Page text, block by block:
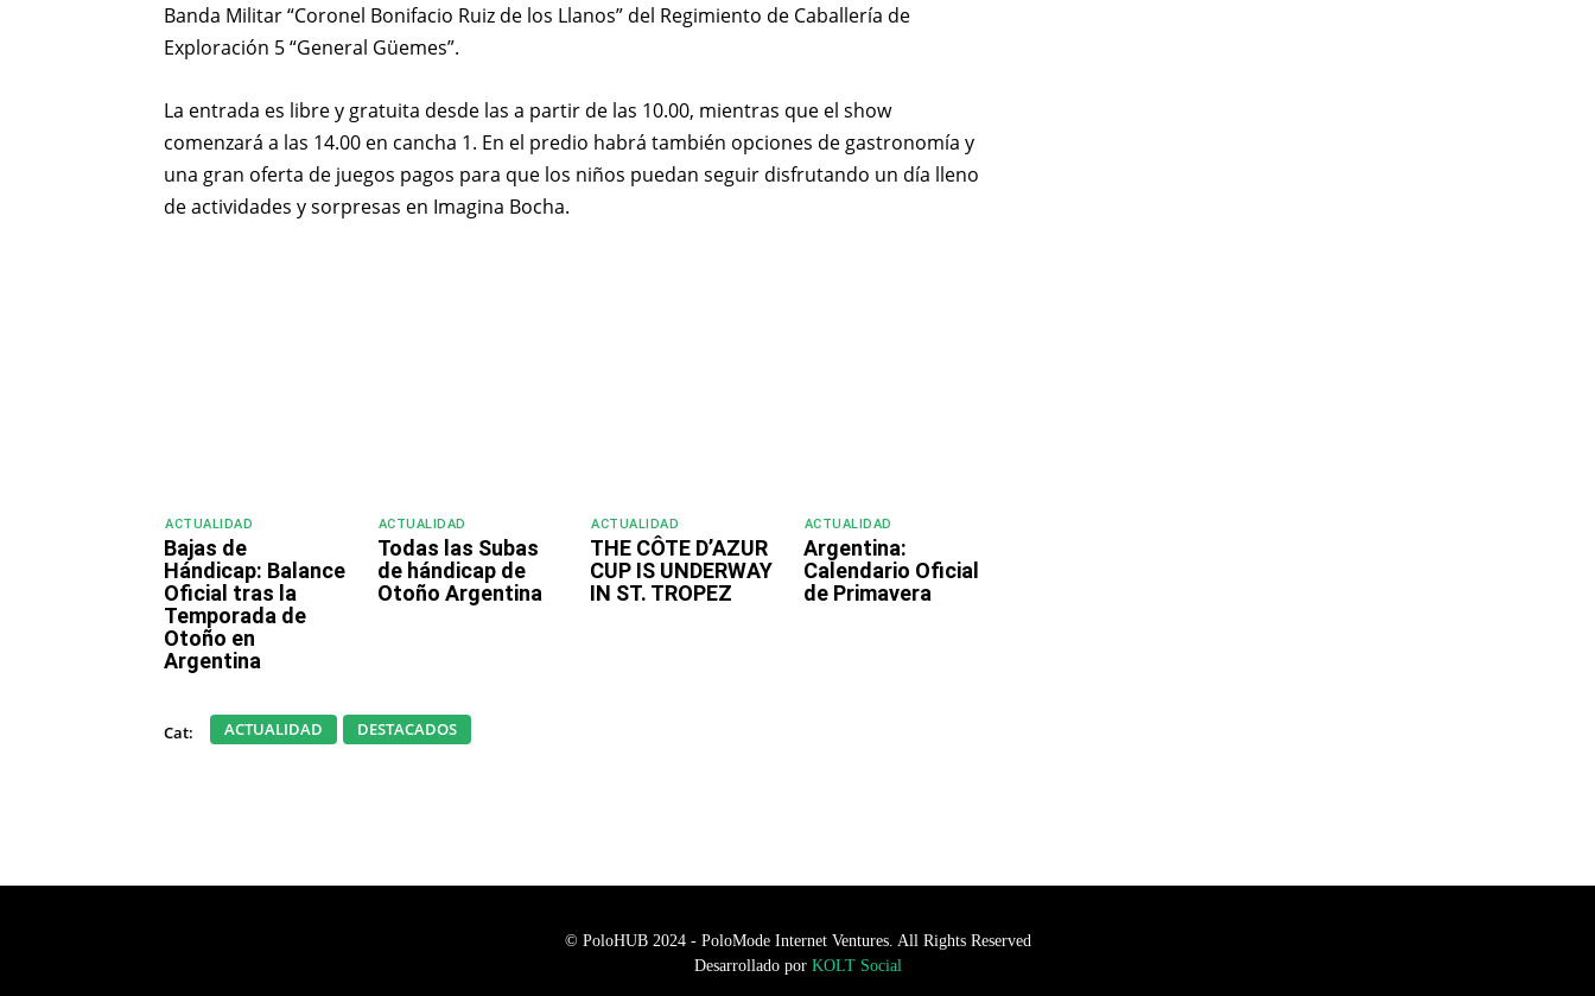
Banda Militar “Coronel Bonifacio Ruiz de los Llanos” del Regimiento de Caballería de
Exploración 5 “General Güemes”.
La entrada es libre y gratuita desde las a partir de las 10.00, mientras que el show
comenzará a las 14.00 en cancha 1. En el predio habrá también opciones de gastronomía y
una gran oferta de juegos pagos para que los niños puedan seguir disfrutando un día lleno
de actividades y sorpresas en Imagina Bocha.
ACTUALIDAD
Bajas de
Hándicap: Balance
Oficial tras la
Temporada de
Otoño en
Argentina
ACTUALIDAD
Todas las Subas
de hándicap de
Otoño Argentina
ACTUALIDAD
THE CÔTE D’AZUR
CUP IS UNDERWAY
IN ST. TROPEZ
ACTUALIDAD
Argentina:
Calendario Oficial
de Primavera
Cat: ACTUALIDAD DESTACADOS
© PoloHUB 2024 - PoloMode Internet Ventures. All Rights Reserved
Desarrollado por KOLT Social